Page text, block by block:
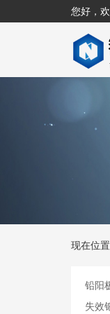
您好，
现在位
铅阳
失效